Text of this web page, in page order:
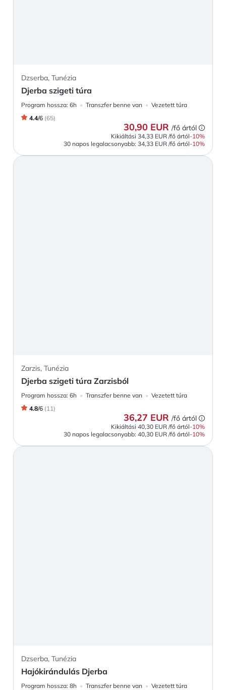
Dzserba, Tunézia
Djerba szigeti túra
Program hossza: 6h Transzfer benne van
Vezetett túra
4.4/6 (65)
30,90 EUR /fő ártól
Kikiáltási 34,33 EUR /fő ártól-10%
30 napos legalacsonyabb: 34,33 EUR /fő ártól-10%
Zarzis, Tunézia
Djerba szigeti túra Zarzisból
Program hossza: 6h Transzfer benne van
Vezetett túra
4.8/6 (11)
36,27 EUR /fő ártól
Kikiáltási 40,30 EUR /fő ártól-10%
30 napos legalacsonyabb: 40,30 EUR /fő ártól-10%
Dzserba, Tunézia
Hajókirándulás Djerba
Program hossza: 8h Transzfer benne van
Vezetett túra